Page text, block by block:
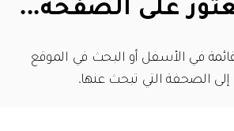
في الأسفل أو البحث في الموقع
الصحفة التي تبحث عنها.